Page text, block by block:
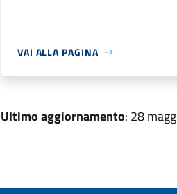
VAI ALLA PAGINA
Ultimo aggiornamento: 28